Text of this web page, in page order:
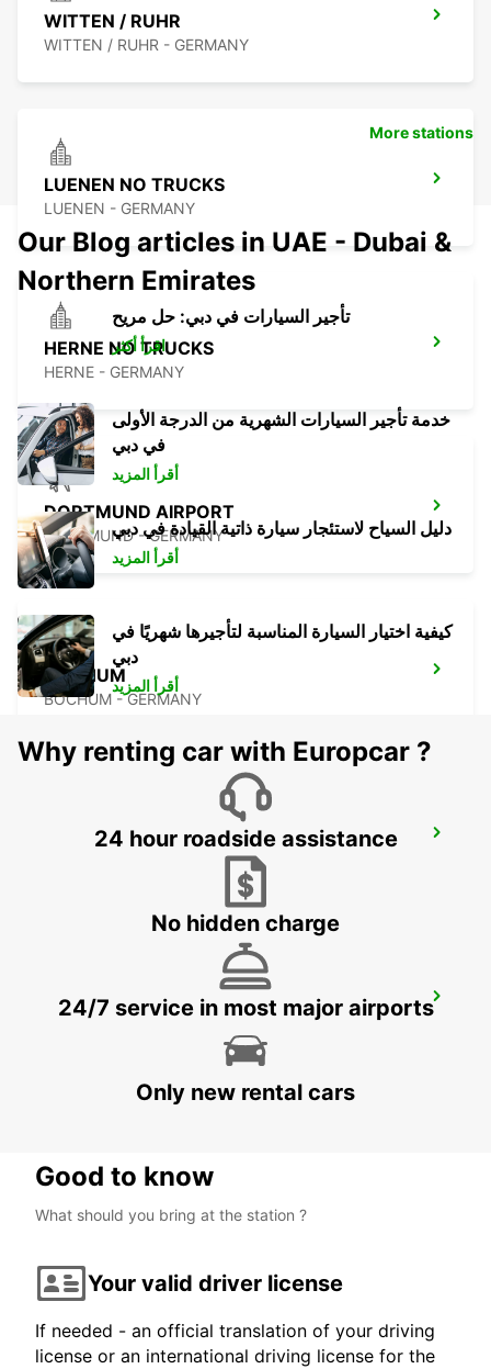
WITTEN / RUHR
WITTEN / RUHR - GERMANY
LUENEN NO TRUCKS
LUENEN - GERMANY
HERNE NO TRUCKS
HERNE - GERMANY
DORTMUND AIRPORT
DORTMUND - GERMANY
BOCHUM
BOCHUM - GERMANY
RECKLINGHAUSEN
RECKLINGHAUSEN - GERMANY
HAGEN
More stations
Our Blog articles in UAE - Dubai &
Northern Emirates
تأجير السيارات في دبي: حل مريح
اقرأ أكثر
خدمة تأجير السيارات الشهرية من الدرجة الأولى
في دبي
أقرأ المزيد
دليل السياح لاستئجار سيارة ذاتية القيادة في دبي
أقرأ المزيد
كيفية اختيار السيارة المناسبة لتأجيرها شهريًا في
دبي
أقرأ المزيد
Why renting car with Europcar ?
24 hour roadside assistance
No hidden charge
24/7 service in most major airports
Only new rental cars
Good to know
What should you bring at the station ?
Your valid driver license
If needed - an official translation of your driving
license or an international driving license for the